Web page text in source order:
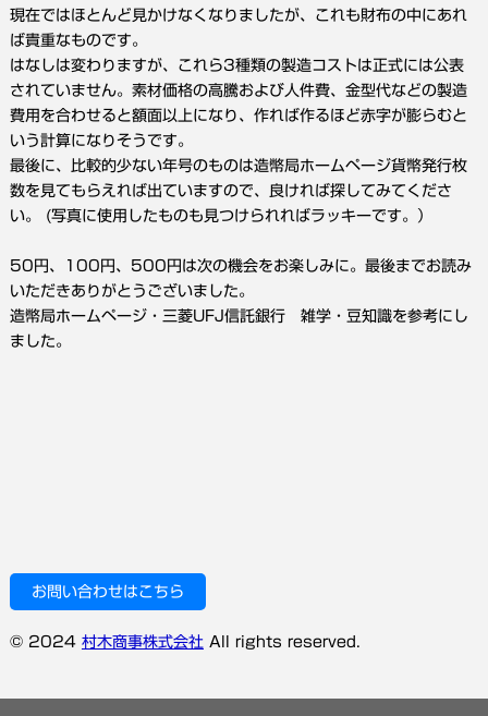
現在ではほとんど見かけなくなりましたが、これも財布の中にあれ
ば貴重なものです。
はなしは変わりますが、これら3種類の製造コストは正式には公表
されていません。素材価格の高騰および人件費、金型代などの製造
費用を合わせると額面以上になり、作れば作るほど赤字が膨らむと
いう計算になりそうです。
最後に、比較的少ない年号のものは造幣局ホームページ貨幣発行枚
数を見てもらえれば出ていますので、良ければ探してみてくださ
い。 (写真に使用したものも見つけられればラッキーです。）
50円、100円、500円は次の機会をお楽しみに。最後までお読み
いただきありがとうございました。
造幣局ホームページ・三菱UFJ信託銀行 雑学・豆知識を参考にし
ました。
お問い合わせはこちら
© 2024 村木商事株式会社 All rights reserved.